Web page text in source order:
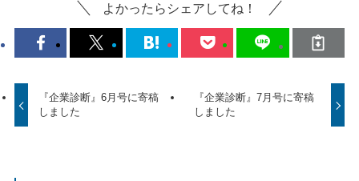
よかったらシェアしてね！
『企業診断』6月号に寄稿
しました
『企業診断』7月号に寄稿
しました